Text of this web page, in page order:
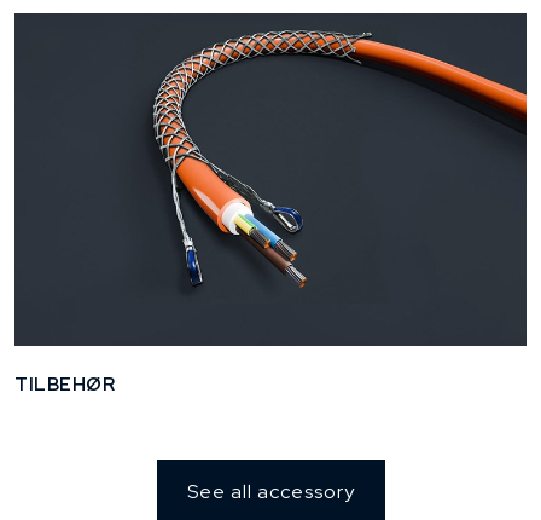
TILBEHØR
See all accessory